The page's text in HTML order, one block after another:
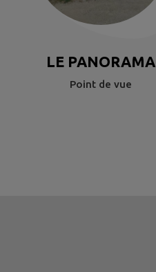
LE PANORAMA
Point de vue